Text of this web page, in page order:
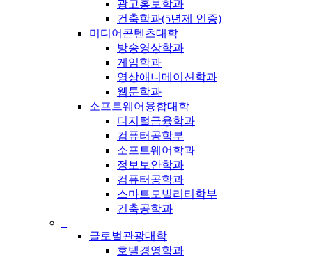
광고홍보학과
건축학과(5년제 인증)
미디어콘텐츠대학
방송영상학과
게임학과
영상애니메이션학과
웹툰학과
소프트웨어융합대학
디지털금융학과
컴퓨터공학부
소프트웨어학과
정보보안학과
컴퓨터공학과
스마트모빌리티학부
건축공학과
글로벌관광대학
호텔경영학과